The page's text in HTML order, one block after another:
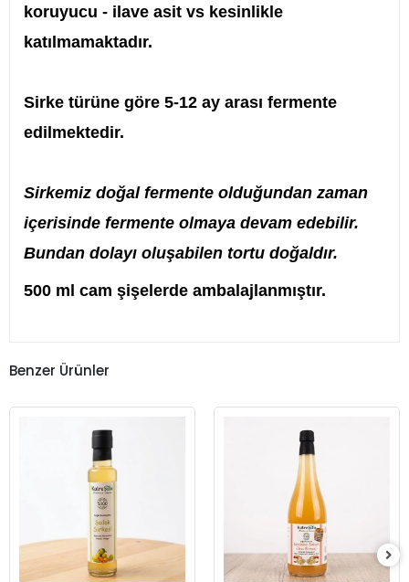
koruyucu - ilave asit vs kesinlikle
katılmamaktadır.
Sirke türüne göre 5-12 ay arası fermente
edilmektedir.
Sirkemiz doğal fermente olduğundan zaman
içerisinde fermente olmaya devam edebilir.
Bundan dolayı oluşabilen tortu doğaldır.
500 ml cam şişelerde ambalajlanmıştır.
Benzer Ürünler